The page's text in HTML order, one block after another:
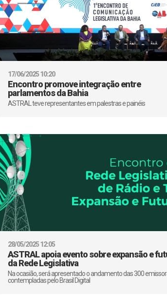
17/06/2025 10:20
Encontro promove integração entre
parlamentos da Bahia
ASTRAL teve representantes em palestras e painéis
28/05/2025 12:05
ASTRAL apoia evento sobre expansão e
da Rede Legislativa
Na ocasião, será apresentado o andamento das 300
contempladas pelo Brasil Digital